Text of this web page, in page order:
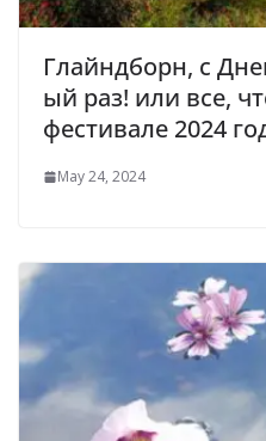
Глайндборн, с
ый раз! или все,
фестивале 2024
May 24, 2024